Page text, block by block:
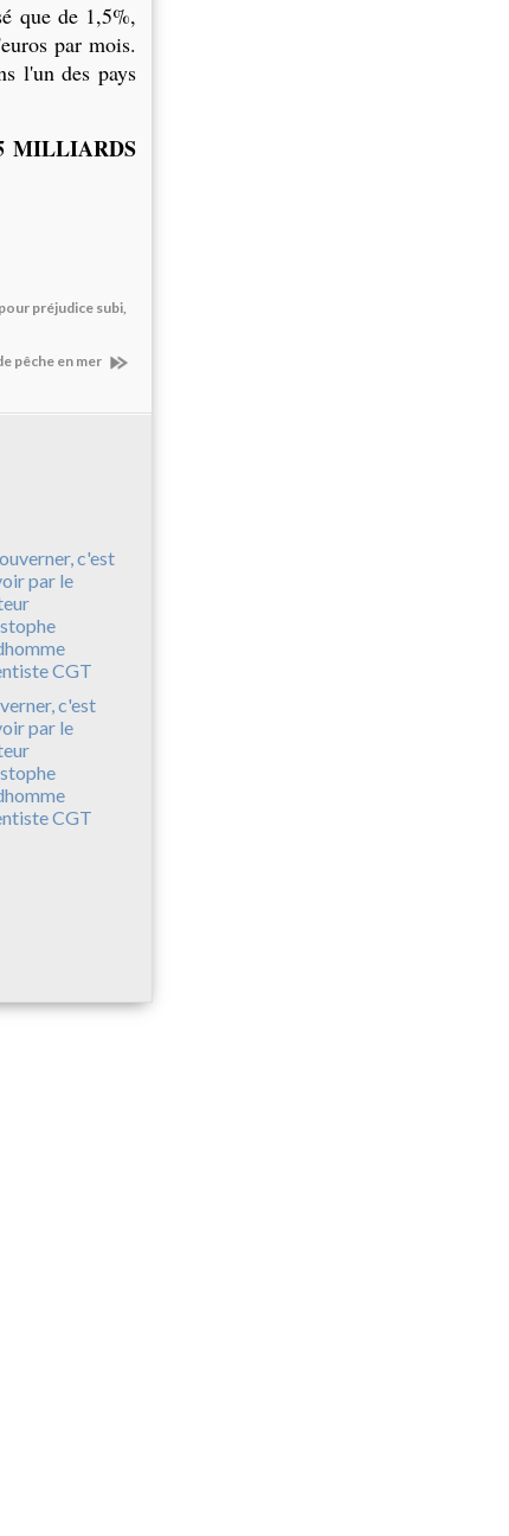
que de 1,5%,
par mois.
l'un des pays
MILLIARDS
préjudice subi,
pêche en mer
c'est
par le
CGT